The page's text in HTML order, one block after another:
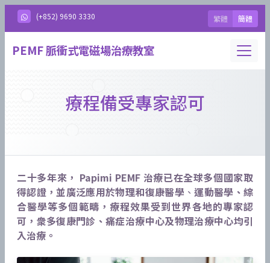
(+852) 9690 3330 繁體 簡體
PEMF 脈衝式電磁場治療教室
療程備受專家認可
二十多年來， Papimi PEMF 治療已在全球多個國家取
得認證，並廣泛應用於物理和復康醫學 、運動醫學、綜
合醫學等多個範疇，療程效果受到世界各地的專家認
可，衆多復康門診、痛症治療中心及物理治療中心均引
入治療。